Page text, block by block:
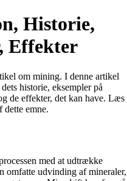
Historie,
Effekter
om mining. I denne artikel
historie, eksempler på
de effekter, det kan have. Læs
dette emne.
med at udtrække
omfatte udvinding af mineraler,